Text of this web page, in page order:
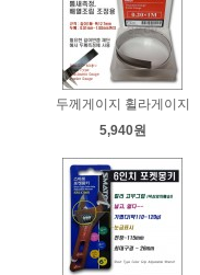
두께게이지 휠라게이지
5,940원